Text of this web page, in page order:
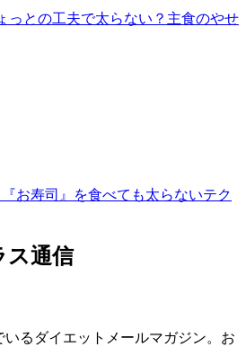
っとの工夫で太らない？主食のやせ
お寿司』を食べても太らないテク
ス通信
いるダイエットメールマガジン。お